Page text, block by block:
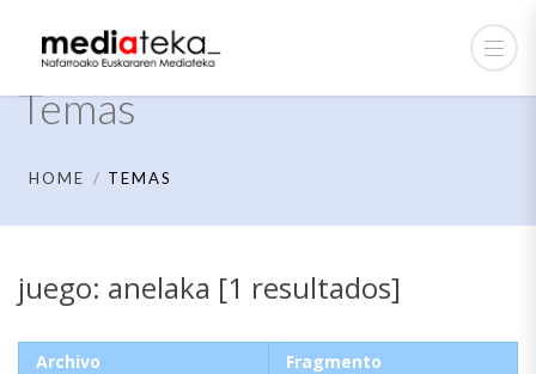
Temas
HOME TEMAS
juego: anelaka [1 resultados]
Archivo Fragmento